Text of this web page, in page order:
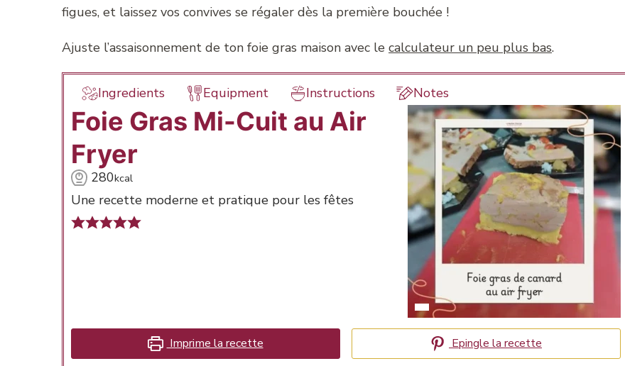
figues, et laissez vos convives se régaler dès la première bouchée !
Ajuste l’assaisonnement de ton foie gras maison avec le calculateur un peu plus bas.
Ingredients Equipment Instructions Notes
Foie Gras Mi-Cuit au Air
Fryer
280kcal
Une recette moderne et pratique pour les fêtes
Imprime la recette Epingle la recette